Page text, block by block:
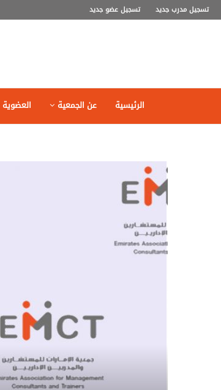
تسجيل مدرب جديد تسجيل عضو جديد
الرئيسية عن الجمعية العضوية